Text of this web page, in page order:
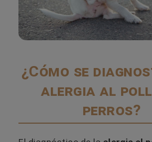
¿Cómo se
alergia al
perros?